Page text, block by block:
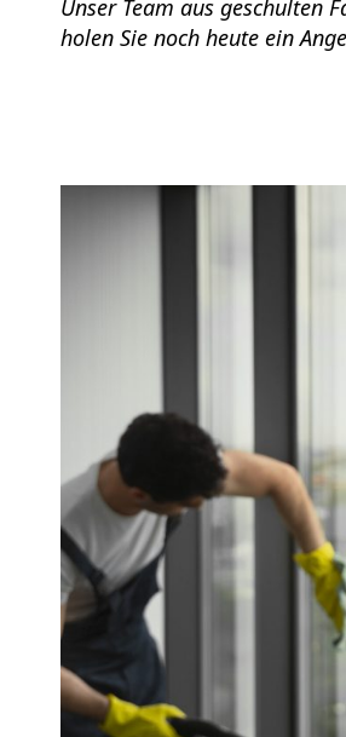
Unser Team aus geschulten
holen Sie noch heute ein